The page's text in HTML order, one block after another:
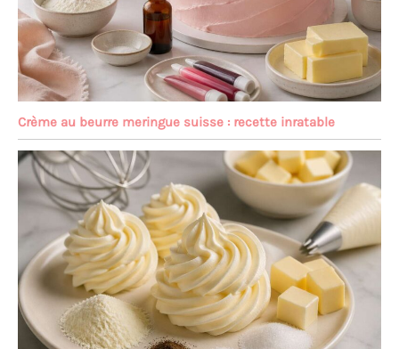
Crème au beurre meringue suisse : recette inratable